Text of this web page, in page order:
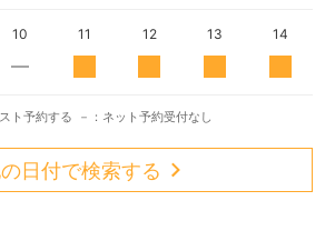
10 11 12 13 14
ト予約する －：ネット予約受付なし
日付で検索する